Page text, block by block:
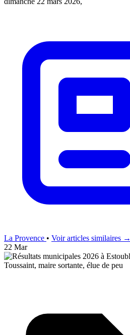
La Provence • Voir articles similaires →
22 Mar